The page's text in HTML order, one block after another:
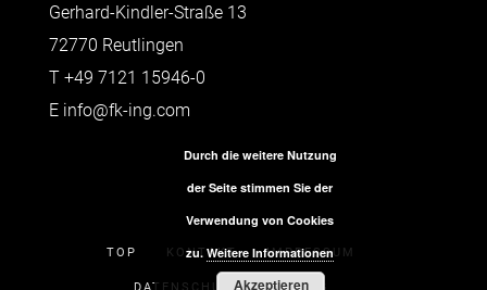
Gerhard-Kindler-Straße 13
72770 Reutlingen
T +49 7121 15946-0
E info@fk-ing.com
TOP KONTAKT IMPRESSUM
Durch die weitere Nutzung
der Seite stimmen Sie der
Verwendung von Cookies
zu.Weitere Informationen
Akzeptieren